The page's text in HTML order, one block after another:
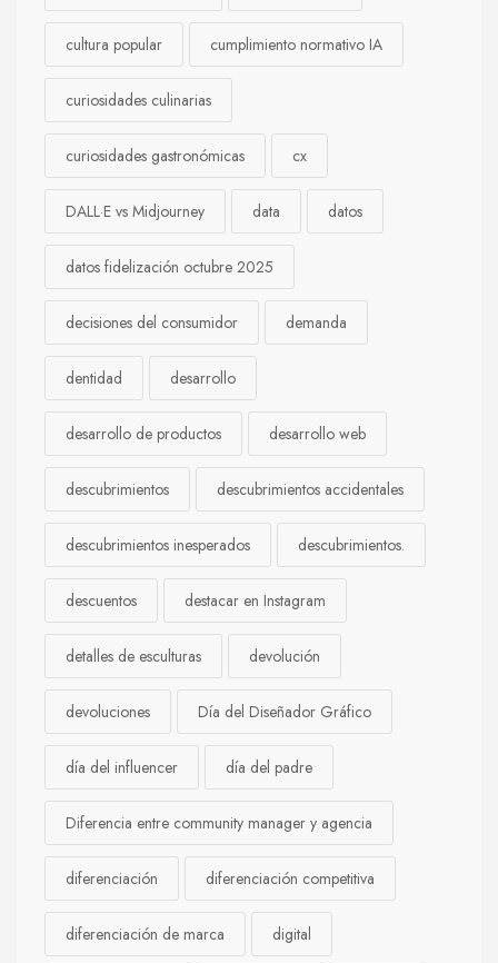
cultura popular cumplimiento normativo IA
curiosidades culinarias
curiosidades gastronómicas cx
DALL·E vs Midjourney data datos
datos fidelización octubre 2025
decisiones del consumidor demanda
dentidad desarrollo
desarrollo de productos desarrollo web
descubrimientos descubrimientos accidentales
descubrimientos inesperados descubrimientos.
descuentos destacar en Instagram
detalles de esculturas devolución
devoluciones Día del Diseñador Gráfico
día del influencer día del padre
Diferencia entre community manager y agencia
diferenciación diferenciación competitiva
diferenciación de marca digital